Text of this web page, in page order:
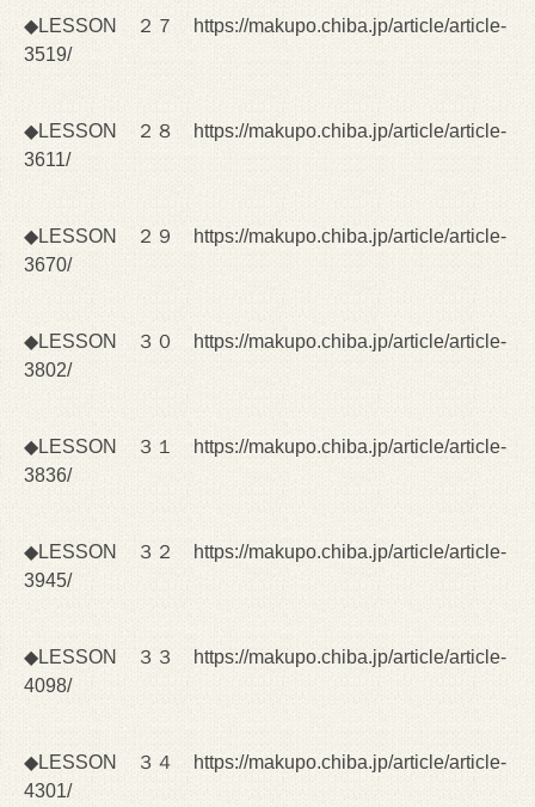
◆LESSON ２７ https://makupo.chiba.jp/article/article-
3519/
◆LESSON ２８
https://makupo.chiba.jp/article/article-
3611/
◆LESSON ２９
https://makupo.chiba.jp/article/article-
3670/
◆LESSON ３０
https://makupo.chiba.jp/article/article-
3802/
◆LESSON ３１
https://makupo.chiba.jp/article/article-
3836/
◆LESSON ３２https://makupo.chiba.jp/article/article-
3945/
◆LESSON ３３
https://makupo.chiba.jp/article/article-
4098/
◆LESSON ３４
https://makupo.chiba.jp/article/article-
4301/